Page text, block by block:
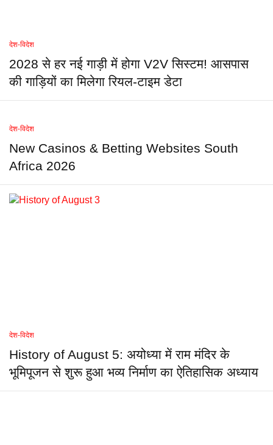
देश-विदेश
2028 से हर नई गाड़ी में होगा V2V सिस्टम! आसपास
की गाड़ियों का मिलेगा रियल-टाइम डेटा
देश-विदेश
New Casinos & Betting Websites South
Africa 2026
देश-विदेश
History of August 5: अयोध्या में राम मंदिर के
भूमिपूजन से शुरू हुआ भव्य निर्माण का ऐतिहासिक अध्याय